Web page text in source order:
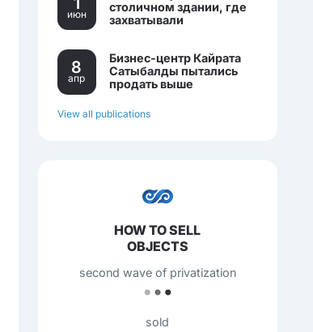
июн
столичном здании, где
захватывали
8
апр
Бизнес-центр Кайрата
Сатыбалды пытались
продать выше
View all publications
HOW TO SELL
OBJECTS
second wave of privatization
sold